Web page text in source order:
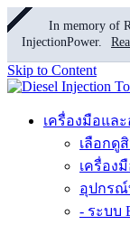
In memory of
InjectionPower.
Skip to Content
เครื่องมือแล
เลือกดู
เครื่อง
อุปกร
- ระบบ